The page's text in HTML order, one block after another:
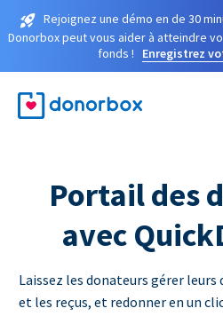
Rejoignez une démo en de 30
Donorbox peut vous aider à atteindre
fonds !
Enregistrez
Portail des
avec
Laissez les donateurs gérer
et les reçus, et redonner en un